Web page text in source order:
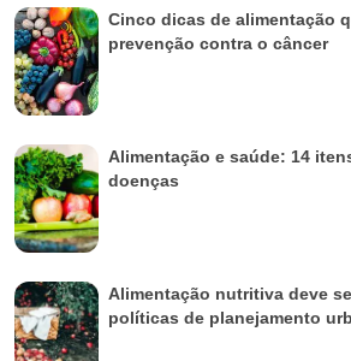
Cinco dicas de alimentação
prevenção contra o câncer
Alimentação e saúde: 14
doenças
Alimentação nutritiva deve
políticas de planejamento